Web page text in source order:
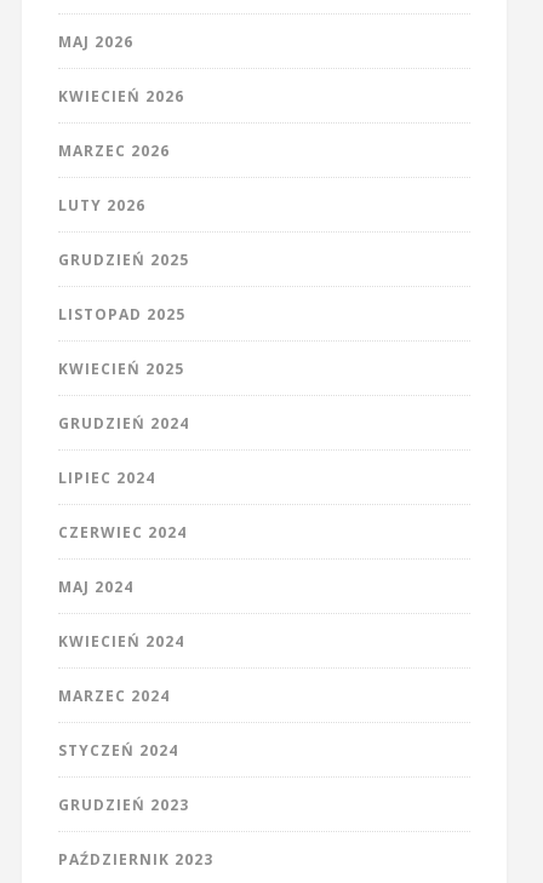
MAJ 2026
KWIECIEŃ 2026
MARZEC 2026
LUTY 2026
GRUDZIEŃ 2025
LISTOPAD 2025
KWIECIEŃ 2025
GRUDZIEŃ 2024
LIPIEC 2024
CZERWIEC 2024
MAJ 2024
KWIECIEŃ 2024
MARZEC 2024
STYCZEŃ 2024
GRUDZIEŃ 2023
PAŹDZIERNIK 2023